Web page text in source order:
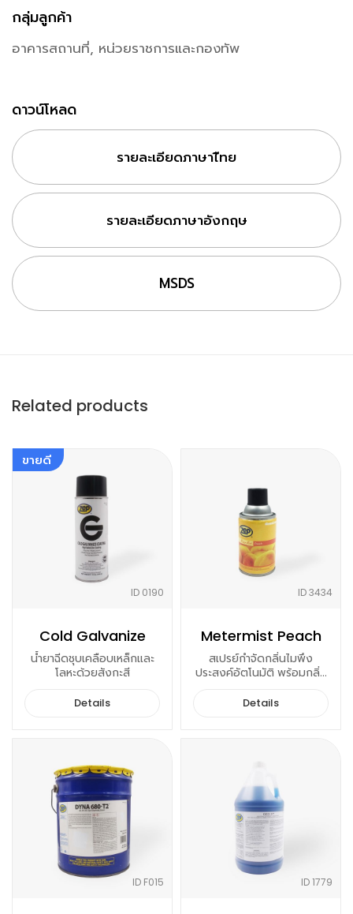
กลุ่มลูกค้า
อาคารสถานที่, หน่วยราชการและกองทัพ
ดาวน์โหลด
รายละเอียดภาษาไืทย
รายละเอียดภาษาอังกฤษ
MSDS
Related products
ขายดี
ID 0190
Cold Galvanize
น้ำยาฉีดชุบเคลือบเหล็กและ
โลหะด้วยสังกะสี
Details
ID 3434
Metermist Peach
สเปรย์กำจัดกลิ่นไมพึง
ประสงค์อัตโนมัติ พร้อมกลิ่น
Details
ID F015 ID 1779